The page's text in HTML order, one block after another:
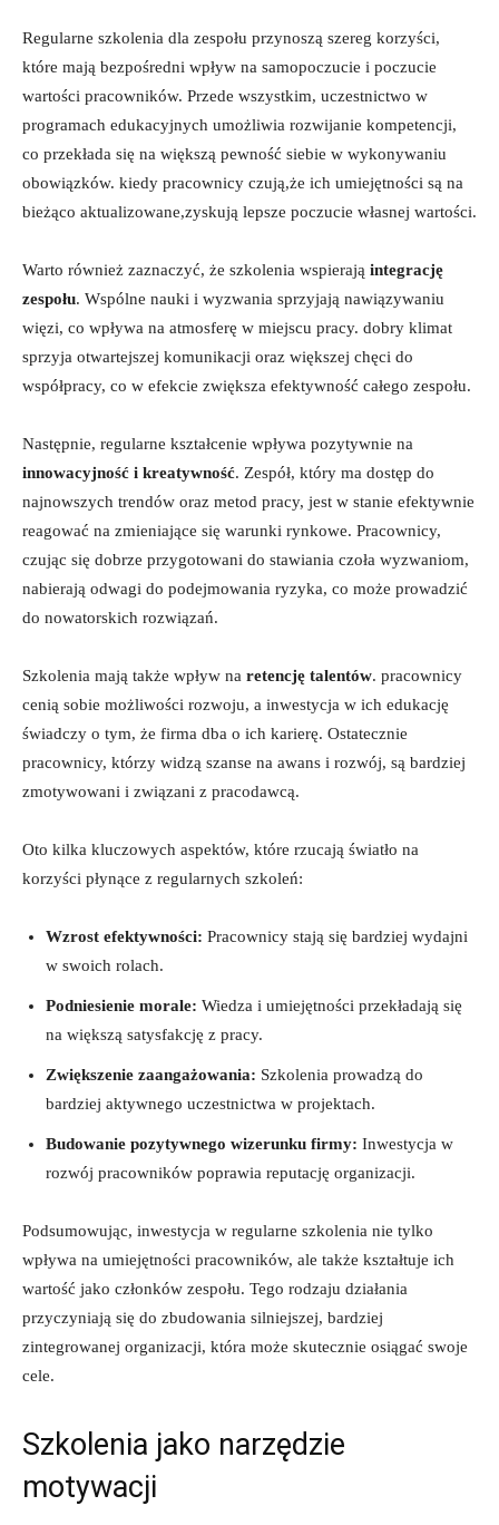
Regularne szkolenia dla zespołu przynoszą szereg korzyści,
które mają bezpośredni wpływ na samopoczucie i poczucie
wartości pracowników. Przede wszystkim, uczestnictwo w
programach edukacyjnych umożliwia rozwijanie kompetencji,
co przekłada się na większą pewność siebie w wykonywaniu
obowiązków. kiedy pracownicy czują,że ich umiejętności są na
bieżąco aktualizowane,zyskują lepsze poczucie własnej wartości.
Warto również zaznaczyć, że szkolenia wspierają integrację
zespołu. Wspólne nauki i wyzwania sprzyjają nawiązywaniu
więzi, co wpływa na atmosferę w miejscu pracy. dobry klimat
sprzyja otwartejszej komunikacji oraz większej chęci do
współpracy, co w efekcie zwiększa efektywność całego zespołu.
Następnie, regularne kształcenie wpływa pozytywnie na
innowacyjność i kreatywność. Zespół, który ma dostęp do
najnowszych trendów oraz metod pracy, jest w stanie efektywnie
reagować na zmieniające się warunki rynkowe. Pracownicy,
czując się dobrze przygotowani do stawiania czoła wyzwaniom,
nabierają odwagi do podejmowania ryzyka, co może prowadzić
do nowatorskich rozwiązań.
Szkolenia mają także wpływ na retencję talentów. pracownicy
cenią sobie możliwości rozwoju, a inwestycja w ich edukację
świadczy o tym, że firma dba o ich karierę. Ostatecznie
pracownicy, którzy widzą szanse na awans i rozwój, są bardziej
zmotywowani i związani z pracodawcą.
Oto kilka kluczowych aspektów, które rzucają światło na
korzyści płynące z regularnych szkoleń:
Wzrost efektywności: Pracownicy stają się bardziej wydajni
w swoich rolach.
Podniesienie morale: Wiedza i umiejętności przekładają się
na większą satysfakcję z pracy.
Zwiększenie zaangażowania: Szkolenia prowadzą do
bardziej aktywnego uczestnictwa w projektach.
Budowanie pozytywnego wizerunku firmy: Inwestycja w
rozwój pracowników poprawia reputację organizacji.
Podsumowując, inwestycja w regularne szkolenia nie tylko
wpływa na umiejętności pracowników, ale także kształtuje ich
wartość jako członków zespołu. Tego rodzaju działania
przyczyniają się do zbudowania silniejszej, bardziej
zintegrowanej organizacji, która może skutecznie osiągać swoje
cele.
Szkolenia jako narzędzie
motywacji